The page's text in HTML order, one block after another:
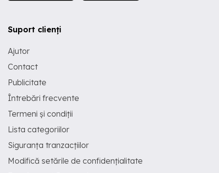
Suport clienți
Ajutor
Contact
Publicitate
Întrebări frecvente
Termeni și condiții
Lista categoriilor
Siguranța tranzacțiilor
Modifică setările de confidențialitate